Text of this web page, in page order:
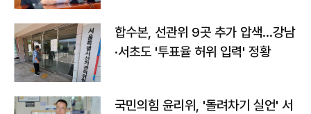
합수본, 선관위 9곳 추가 압색…강남
·서초도 '투표율 허위 입력' 정황
국민의힘 윤리위, '돌려차기 실언' 서